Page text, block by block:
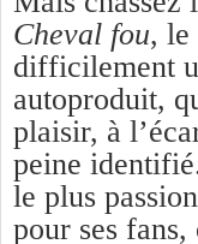
Cheval fou, le
difficilement
autoproduit,
plaisir, à
peine
le plus
pour ses